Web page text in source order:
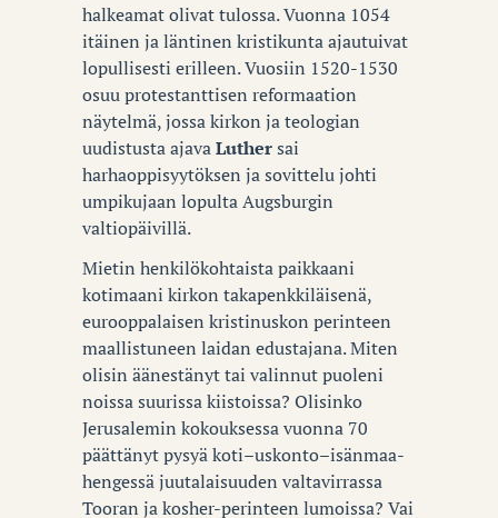
halkeamat olivat tulossa. Vuonna 1054
itäinen ja läntinen kristikunta ajautuivat
lopullisesti erilleen. Vuosiin 1520-1530
osuu protestanttisen reformaation
näytelmä, jossa kirkon ja teologian
uudistusta ajavaLuthersai
harhaoppisyytöksen ja sovittelu johti
umpikujaan lopulta Augsburgin
valtiopäivillä.
Mietin henkilökohtaista paikkaani
kotimaani kirkon takapenkkiläisenä,
eurooppalaisen kristinuskon perinteen
maallistuneen laidan edustajana. Miten
olisin äänestänyt tai valinnut puoleni
noissa suurissa kiistoissa? Olisinko
Jerusalemin kokouksessa vuonna 70
päättänyt pysyä koti–uskonto–isänmaa-
hengessä juutalaisuuden valtavirrassa
Tooran ja kosher-perinteen lumoissa? Vai